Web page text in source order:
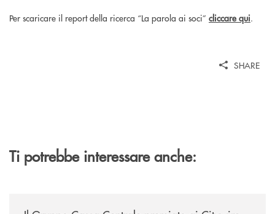
Per scaricare il report della ricerca “La parola ai soci” cliccare qui.
SHARE
Ti potrebbe interessare anche: